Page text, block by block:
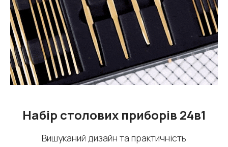
Набір столових приборів 24в1
Вишуканий дизайн та практичність